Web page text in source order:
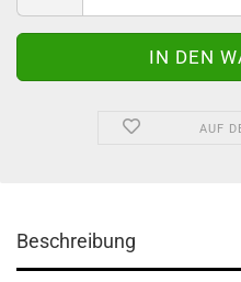
AUF
Beschreibung